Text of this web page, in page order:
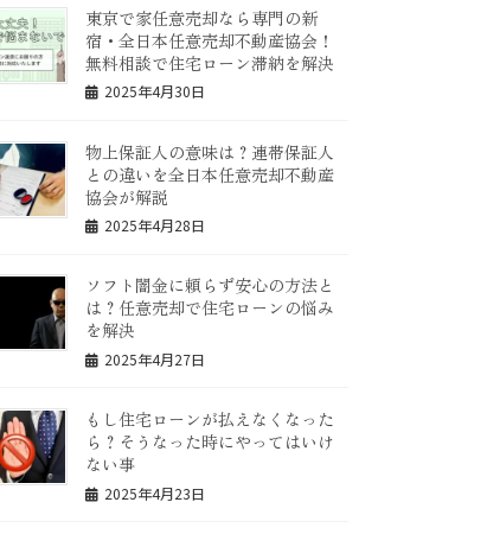
東京で家任意売却なら専門の新
宿・全日本任意売却不動産協会！
無料相談で住宅ローン滞納を解決
2025年4月30日
物上保証人の意味は？連帯保証人
との違いを全日本任意売却不動産
協会が解説
2025年4月28日
ソフト闇金に頼らず安心の方法と
は？任意売却で住宅ローンの悩み
を解決
2025年4月27日
もし住宅ローンが払えなくなった
ら？そうなった時にやってはいけ
ない事
2025年4月23日